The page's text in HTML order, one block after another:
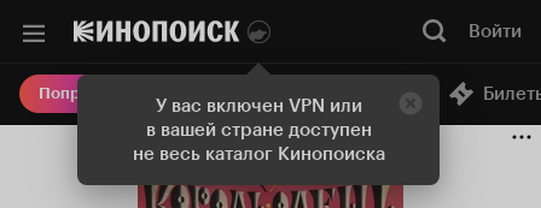
У вас включен VPN или
в вашей стране доступен
не весь каталог Кинопоиска
Войти
Попробовать Плюс Онлайн-кинотеатр